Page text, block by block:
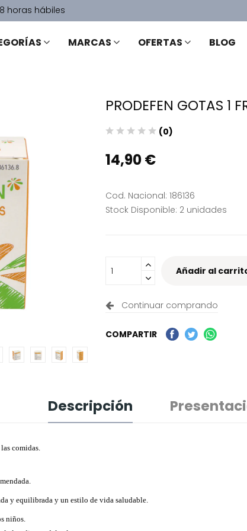
horas hábiles
MARCAS OFERTAS BLOG
PRODEFEN GOTAS 1
(0)
14,90 €
Cod. Nacional: 186136
Stock Disponible: 2 unidades
Añadir al
Continuar comprando
COMPARTIR
Descripción
comidas.
y equilibrada y un estilo de vida saludable.
niños.